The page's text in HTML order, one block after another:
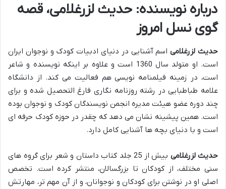
درباره نویسنده: حدیث لزرغلامی، قصه
گوی نسل امروز
حدیث لزرغلامیاسم آشنایی در دنیای ادبیات کودک و نوجوان ایران
است. او متولد سال 1360 است و علاوه بر اینکه نویسنده و شاعر
است، در زمینه فیلمنامه نویسی هم فعالیت می کند. از دانشگاه
علامه طباطبایی در رشته روزنامه نگاری فارغ التحصیل شده و برای
چند دوره عضو هیئت مدیره انجمن نویسندگان کودک و نوجوان بوده
است. همین پیشینه نشان می دهد که چقدر در حوزه کودک حرفه ای
است و با دنیای بچه ها آشنایی کامل دارد.
حدیث لزرغلامی
بیش از 25 جلد کتاب داستان و شعر برای گروه های
سنی مختلف، از کودکان تا بزرگسالان، منتشر کرده است. تخصص
اصلی او در نوشتن برای کودکان و نوجوانان، و از آن مهم تر، مهارتش